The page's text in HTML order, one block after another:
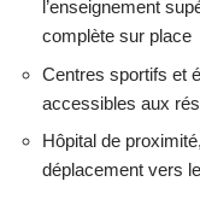
l’enseignement
complète sur place
Centres sportifs et
accessibles aux
Hôpital de
déplacement vers